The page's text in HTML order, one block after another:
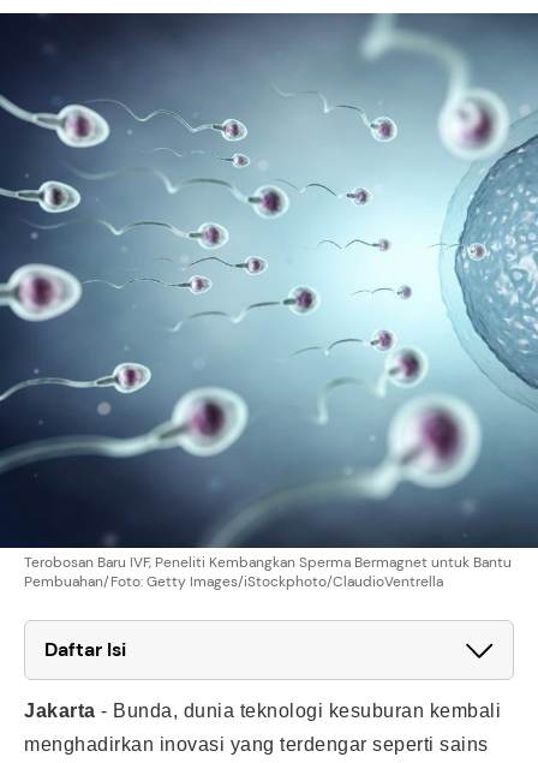
Terobosan Baru IVF, Peneliti Kembangkan Sperma Bermagnet untuk Bantu
Pembuahan/Foto: Getty Images/iStockphoto/ClaudioVentrella
Daftar Isi
Jakarta - Bunda, dunia teknologi kesuburan kembali
menghadirkan inovasi yang terdengar seperti sains